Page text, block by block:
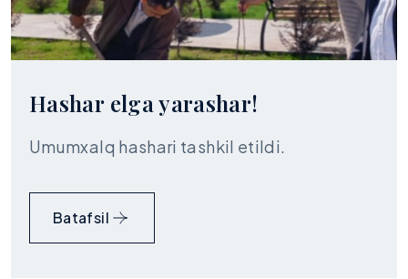
Hashar elga yarashar!
Umumxalq hashari tashkil etildi.
Batafsil